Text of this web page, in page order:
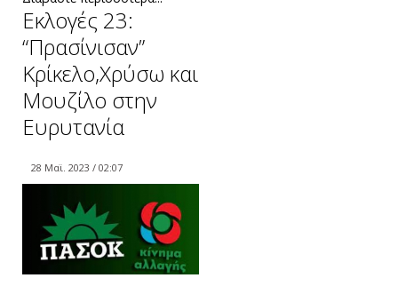
Εκλογές 23:
“Πρασίνισαν”
Kρίκελο,Χρύσω και
Μουζίλο στην
Ευρυτανία
28 Μαϊ. 2023 / 02:07